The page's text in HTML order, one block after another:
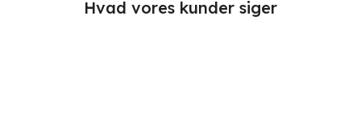
Hvad vores kunder siger